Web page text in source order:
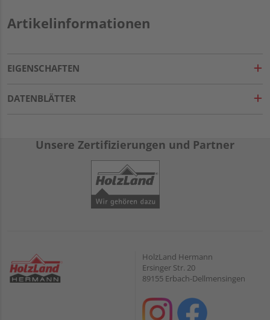
Artikelinformationen
EIGENSCHAFTEN
DATENBLÄTTER
Unsere Zertifizierungen und Partner
HolzLand Hermann
Ersinger Str. 20
89155 Erbach-Dellmensingen